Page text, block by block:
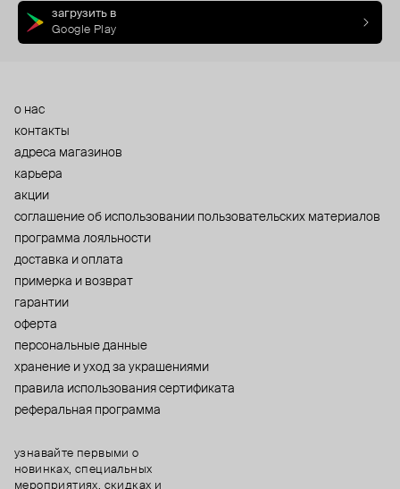
загрузить в
Google Play
о нас
контакты
адреса магазинов
карьера
акции
cоглашение об использовании пользовательских материалов
программа лояльности
доставка и оплата
примерка и возврат
гарантии
оферта
персональные данные
хранение и уход за украшениями
правила использования сертификата
реферальная программа
узнавайте первыми о
новинках, специальных
мероприятиях, скидках и